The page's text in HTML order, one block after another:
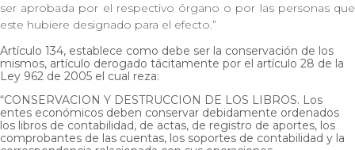
ser aprobada por el respectivo órgano o por las personas que
este hubiere designado para el efecto.”
Artículo 134, establece como debe ser la conservación de los
mismos, artículo derogado tácitamente por el artículo 28 de la
Ley 962 de 2005 el cual reza:
“CONSERVACION Y DESTRUCCION DE LOS LIBROS. Los
entes económicos deben conservar debidamente ordenados
los libros de contabilidad, de actas, de registro de aportes, los
comprobantes de las cuentas, los soportes de contabilidad y la